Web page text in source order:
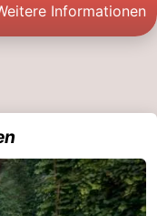
Informationen